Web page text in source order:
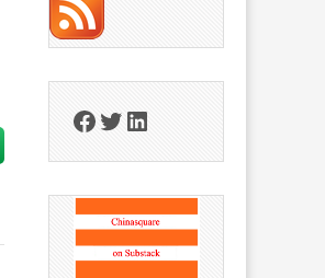
Facebook
Twitter
LinkedIn